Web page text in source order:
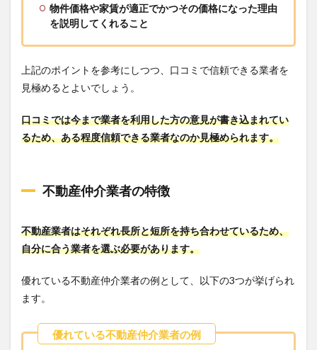
物件価格や家賃が適正でかつその価格になった理由
を説明してくれること
上記のポイントを参考にしつつ、口コミで信頼できる業者を
見極めるとよいでしょう。
口コミでは今まで業者を利用した方の意見が書き込まれてい
るため、ある程度信頼できる業者なのか見極められます。
不動産仲介業者の特徴
不動産業者はそれぞれ長所と短所を持ち合わせているため、
自分に合う業者を選ぶ必要があります。
優れている不動産仲介業者の例として、以下の3つが挙げられ
ます。